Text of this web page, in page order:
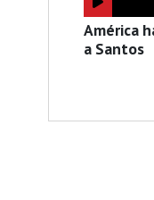
América
a Santos